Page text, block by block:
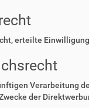
erteilte
Verarbeitung
der